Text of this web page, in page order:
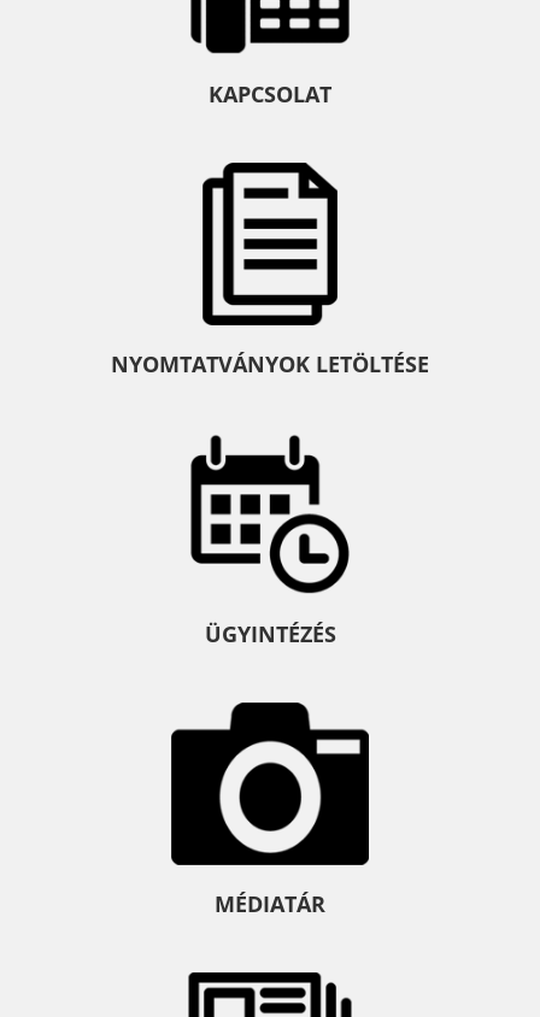
KAPCSOLAT
NYOMTATVÁNYOK LETÖLTÉSE
ÜGYINTÉZÉS
MÉDIATÁR